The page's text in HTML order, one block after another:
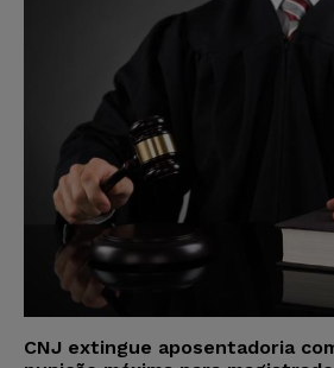
CNJ extingue aposentadoria